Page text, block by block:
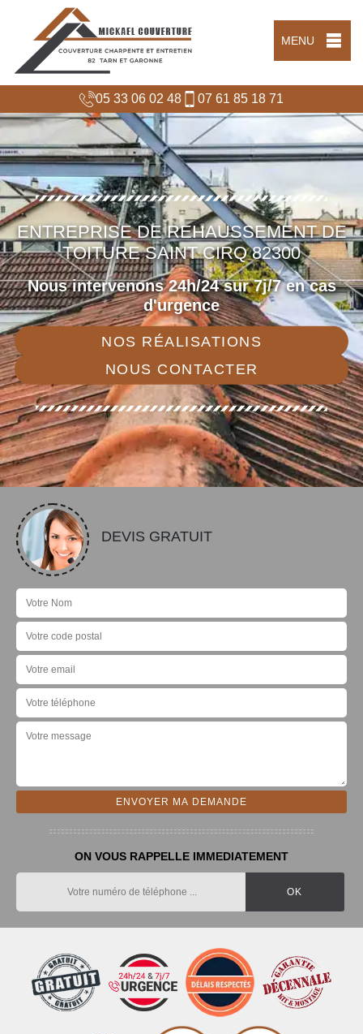
MENU
05 33 06 02 48 07 61 85 18 71
ENTREPRISE DE REHAUSSEMENT DE
TOITURE SAINT CIRQ 82300
Nous intervenons 24h/24 sur 7j/7 en cas
d'urgence
NOS RÉALISATIONS
NOUS CONTACTER
DEVIS GRATUIT
ON VOUS RAPPELLE IMMEDIATEMENT